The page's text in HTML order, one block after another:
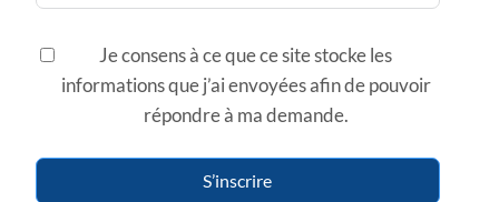
Je consens à ce que ce site stocke les
informations que j’ai envoyées afin de pouvoir
répondre à ma demande.
S’inscrire